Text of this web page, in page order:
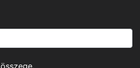
összege.